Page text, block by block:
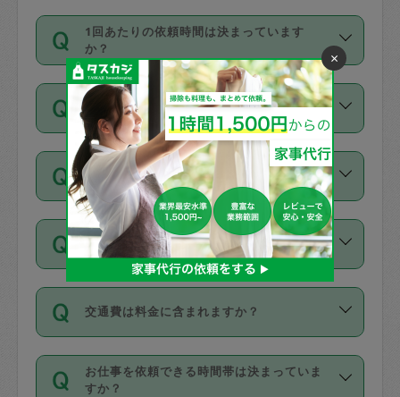
1回あたりの依頼時間は決まっています
か？
依頼1回につき3時間固定です。3時間を
超えて依頼したい場合は、延長機能をご
利用ください。機能をご利用いただくに
は、タスカジさんに事前に相談し、合意
の上事前申請することが必要です。な
お、3時間を下回っても、値引き等はござ
いません。
価格はどうやって決まっていますか？
11種類の価格帯の中からタスカジさん自
身が価格を選んで設定しています。
タスカジさんの価格設定には最初は制限
があり、レビュー件数、レビューの平均
値、などで除々に設定可能な最高額が上
がっていく仕組みになっています。
支払い方法を教えてください
お支払方法はクレジットカード（Visa／
Master／JCB／AMERICAN EXPRESS／
Diners Club）のみとなります。
を行う際にご入力ください。プロフィー
ル登録時にはご入力いただかなくても大
丈夫です。
デビットカード・プリペイドカード（Vプ
同じタスカジさんに定期的にお願いする場
合はお得になる？
依頼には「スポット」と「定期（毎週｜
隔週）」があり、「定期」の依頼は「ス
ポット」よりお得な料金でご利用できま
す。
定期の最低利用回数は設けていない代わ
交通費は料金に含まれますか？
交通費は依頼料金とは別途発生し、依頼
料金のご請求と合わせてお支払いとなり
お仕事を依頼できる時間帯は決まっていま
すか？
×